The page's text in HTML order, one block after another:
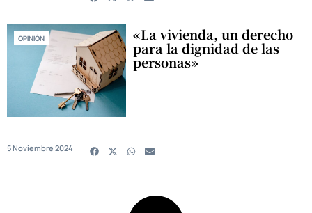
OPINIÓN «La vivienda, un derecho
para la dignidad de las
personas»
5 Noviembre 2024